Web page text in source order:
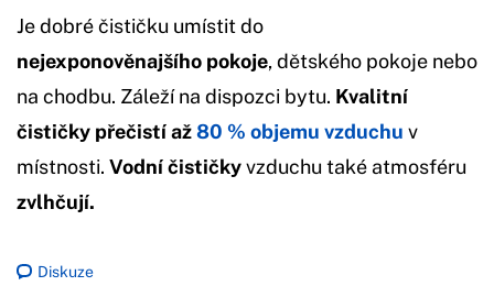
Je dobré čističku umístit do
nejexponověnajšího pokoje, dětského pokoje nebo
na chodbu. Záleží na dispozci bytu. Kvalitní
čističky přečistí až80 % objemu vzduchu v
místnosti. Vodní čističkyvzduchu také atmosféru
zvlhčují.
Diskuze